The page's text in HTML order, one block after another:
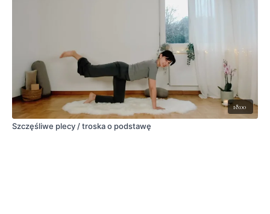
18:00
Szczęśliwe plecy / troska o podstawę